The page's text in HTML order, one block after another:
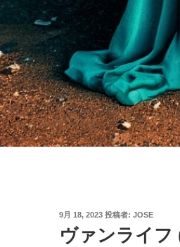
投
日:
9月 18, 2023 投稿者: JOSE
ヴァンライフ